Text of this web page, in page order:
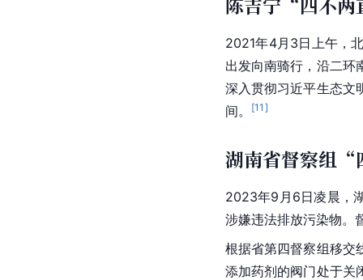
2021年4月3日上午，
出发向南骑行，沿二环
深入贯彻习近平生态文
间。
[11 ]
湖南省督察组“
2023年9月6日凌晨，
涉嫌违法排放污染物。
根据省第四督察组移交
添加药剂的阀门处于关